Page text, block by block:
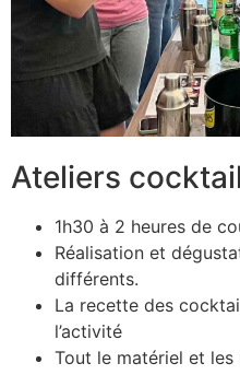
Ateliers
1h30 à 2 heures de
Réalisation et
différents.
La recette des
l’activité
Tout le matériel et les